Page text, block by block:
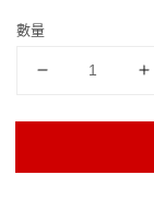
數量